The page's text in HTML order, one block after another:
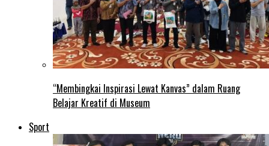
“Membingkai Inspirasi Lewat Kanvas” dalam Ruang
Belajar Kreatif di Museum
Sport